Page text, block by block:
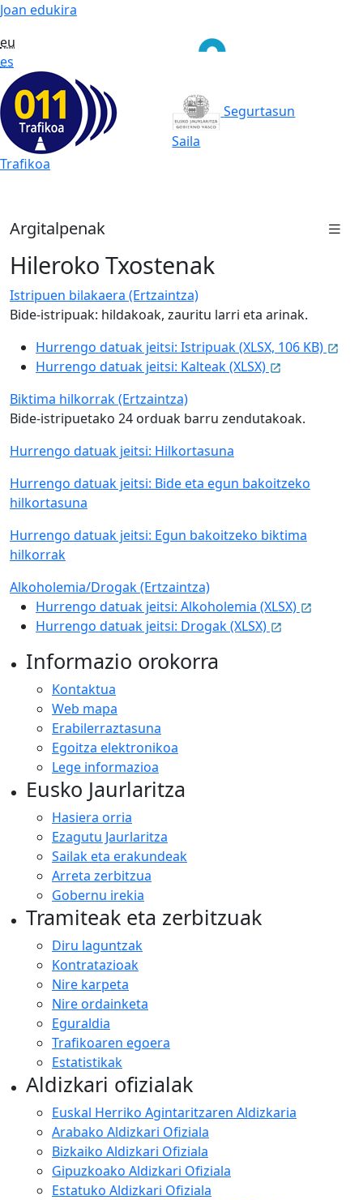
Joan edukira
eu
es
Trafikoa
Segurtasun
Saila
Argitalpenak
Hileroko Txostenak
Istripuen bilakaera (Ertzaintza)
Bide-istripuak: hildakoak, zauritu larri eta arinak.
Hurrengo datuak jeitsi: Istripuak (XLSX, 106 KB)
Hurrengo datuak jeitsi: Kalteak (XLSX)
Biktima hilkorrak (Ertzaintza)
Bide-istripuetako 24 orduak barru zendutakoak.
Hurrengo datuak jeitsi: Hilkortasuna
Hurrengo datuak jeitsi: Bide eta egun bakoitzeko
hilkortasuna
Hurrengo datuak jeitsi: Egun bakoitzeko biktima
hilkorrak
Alkoholemia/Drogak (Ertzaintza)
Hurrengo datuak jeitsi: Alkoholemia (XLSX)
Hurrengo datuak jeitsi: Drogak (XLSX)
Informazio orokorra
Kontaktua
Web mapa
Erabilerraztasuna
Egoitza elektronikoa
Lege informazioa
Eusko Jaurlaritza
Hasiera orria
Ezagutu Jaurlaritza
Sailak eta erakundeak
Arreta zerbitzua
Gobernu irekia
Tramiteak eta zerbitzuak
Diru laguntzak
Kontratazioak
Nire karpeta
Nire ordainketa
Eguraldia
Trafikoaren egoera
Estatistikak
Aldizkari ofizialak
Euskal Herriko Agintaritzaren Aldizkaria
Arabako Aldizkari Ofiziala
Bizkaiko Aldizkari Ofiziala
Gipuzkoako Aldizkari Ofiziala
Estatuko Aldizkari Ofiziala